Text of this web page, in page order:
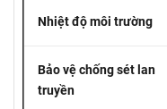
Nhiệt độ môi trường
Bảo vệ chống sét lan
truyền